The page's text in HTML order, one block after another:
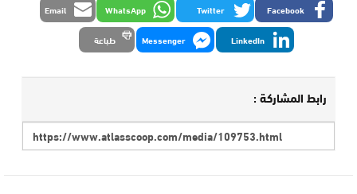
Facebook
Twitter
WhatsApp
Email
LinkedIn
Messenger طباعة
رابط المشاركة :